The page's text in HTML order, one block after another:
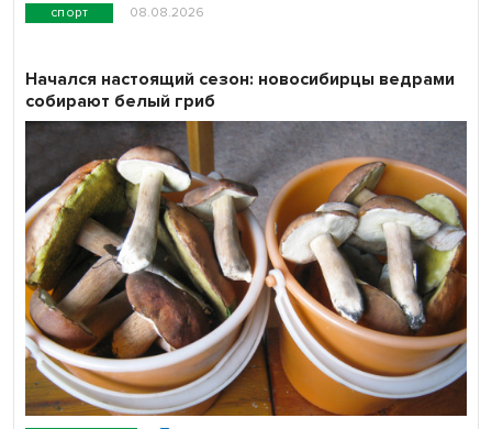
спорт 08.08.2026
Начался настоящий сезон: новосибирцы ведрами
собирают белый гриб